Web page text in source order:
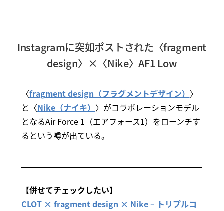
Instagramに突如ポストされた〈fragment
design〉×〈Nike〉AF1 Low
〈fragment design（フラグメントデザイン） 〉
と〈Nike（ナイキ） 〉がコラボレーションモデル
となるAir Force 1（エアフォース1）をローンチす
るという噂が出ている。
【併せてチェックしたい】
CLOT × fragment design × Nike – トリプルコ